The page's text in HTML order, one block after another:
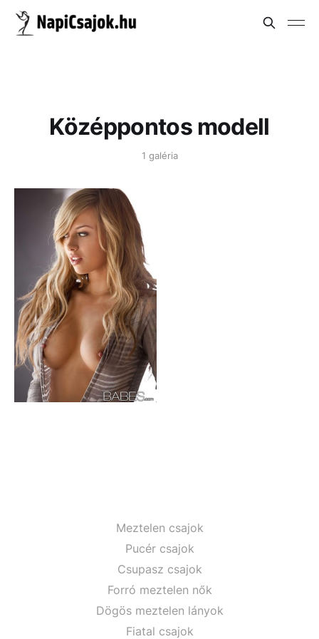
Középpontos modell
1 galéria
Meztelen csajok
Pucér csajok
Csupasz csajok
Forró meztelen nők
Dögös meztelen lányok
Fiatal csajok